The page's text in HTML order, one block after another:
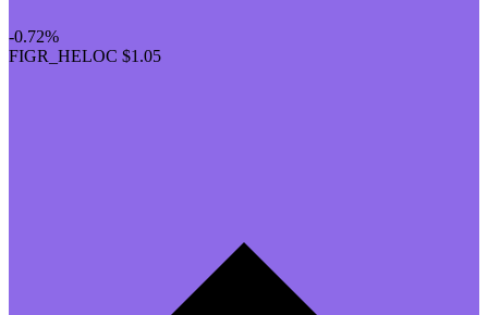
-0.72%
FIGR_HELOC $1.05